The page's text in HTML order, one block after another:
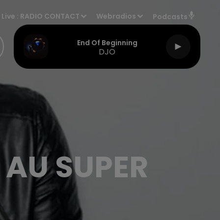
Live : RADIO CONTACT Webradios Podcasts
End Of Beginning
DJO
SUPER